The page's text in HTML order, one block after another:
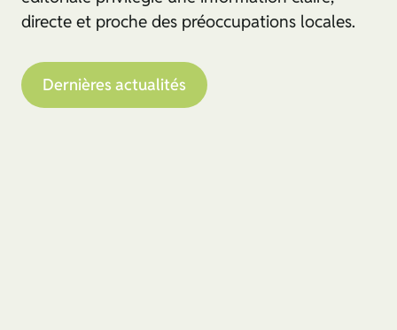
directe et proche des préoccupations locales.
Dernières actualités